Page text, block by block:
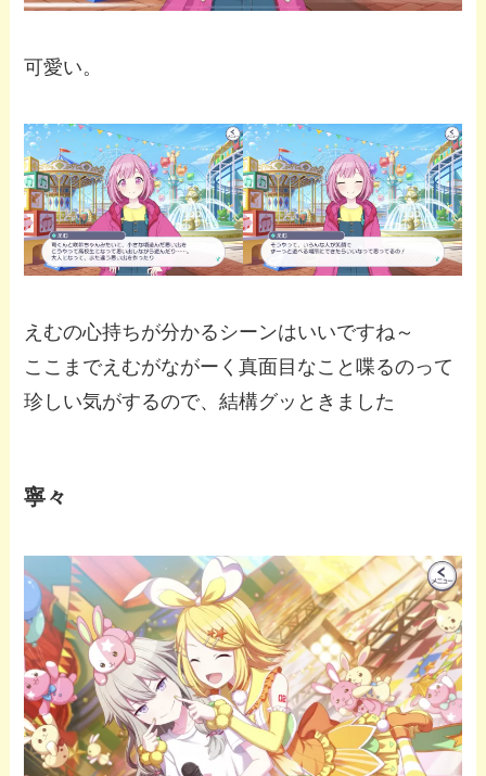
可愛い。
えむの心持ちが分かるシーンはいいですね～
ここまでえむがながーく真面目なこと喋るのって
珍しい気がするので、結構グッときました
寧々